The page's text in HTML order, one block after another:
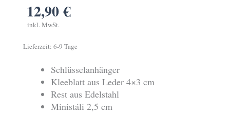
12,90€
inkl. MwSt.
Lieferzeit: 6-9 Tage
Schlüsselanhänger
Kleeblatt aus Leder 4×3 cm
Rest aus Edelstahl
Ministáli 2,5 cm